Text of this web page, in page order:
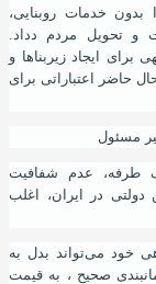
خدمات روبنایی،
و تحویل مردم دداد.
برای ایجاد زیربناها و
حاضر اعتباراتی برای
مسئول
طرفه، عدم شفافیت
در ایران، اغلب
خود می‌تواند بدل به
صحیح ، به قیمت